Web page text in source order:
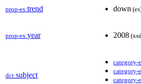
prop-es:trend down
prop-es:year 2008
dct:subject
category-
category-
category-